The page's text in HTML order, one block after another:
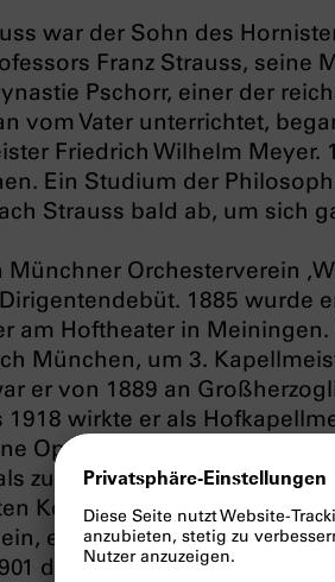
war der Sohn des
Franz Strauss, seine
Pschorr, einer der
vom Vater unterrichtet,
Friedrich Wilhelm Meyer.
Ein Studium der
Strauss bald ab, um sich
Münchner Orchesterverein
1885 wurde
am Hoftheater in
München, um 3.
er von 1889 an
1918 wirkte er als
Opernerfolge
zum Inbegriff der
Komponisten machen.
er war Mitbegründer der
den Vorsitz des